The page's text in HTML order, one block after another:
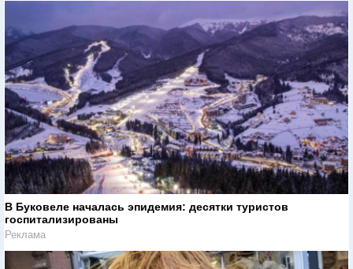
В Буковеле началась эпидемия: десятки туристов
госпитализированы
Реклама